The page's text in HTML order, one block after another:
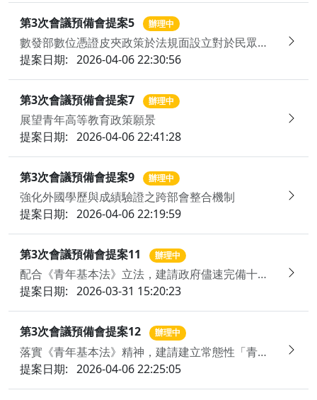
第3次會議預備會提案5 辦理中
數發部數位憑證皮夾政策於法規面設立對於民眾隱私保障、人權價值、使用者與資料控制者之權力平衡等法制基礎，並持續推動更多部會加入整合
提案日期: 2026-04-06 22:30:56
第3次會議預備會提案7 辦理中
展望青年高等教育政策願景
提案日期: 2026-04-06 22:41:28
第3次會議預備會提案9 辦理中
強化外國學歷與成績驗證之跨部會整合機制
提案日期: 2026-04-06 22:19:59
第3次會議預備會提案11 辦理中
配合《青年基本法》立法，建請政府儘速完備十八歲公民權之相關法制，並擴大對青年公共參與之政策支持
提案日期: 2026-03-31 15:20:23
第3次會議預備會提案12 辦理中
落實《青年基本法》精神，建請建立常態性「青年氣候變遷調適參與機制」，並結合數位工具與在地實作，將現行專案型機制轉型為長期穩定之治理機制，賦權青年成為國家氣候行動之治理夥伴
提案日期: 2026-04-06 22:25:05